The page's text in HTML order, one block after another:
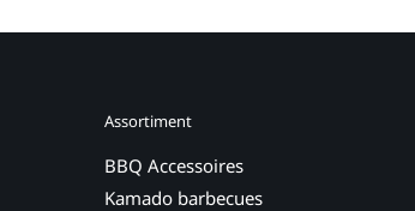
Assortiment
BBQ Accessoires
Kamado barbecues